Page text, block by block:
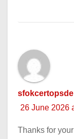
sfokcertopsde
26 June 2026
Thanks for